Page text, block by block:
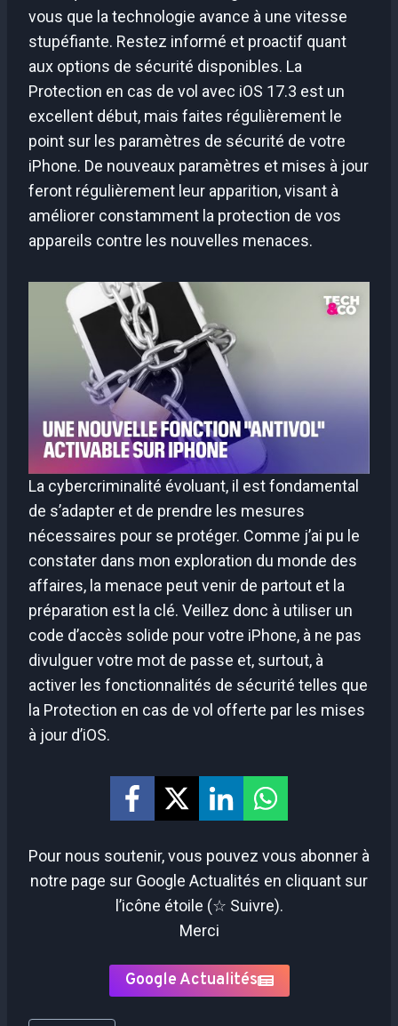
vous que la technologie avance à une vitesse
stupéfiante. Restez informé et proactif quant
aux options de sécurité disponibles. La
Protection en cas de vol avec iOS 17.3 est un
excellent début, mais faites régulièrement le
point sur les paramètres de sécurité de votre
iPhone. De nouveaux paramètres et mises à jour
feront régulièrement leur apparition, visant à
améliorer constamment la protection de vos
appareils contre les nouvelles menaces.
La cybercriminalité évoluant, il est fondamental
de s’adapter et de prendre les mesures
nécessaires pour se protéger. Comme j’ai pu le
constater dans mon exploration du monde des
affaires, la menace peut venir de partout et la
préparation est la clé. Veillez donc à utiliser un
code d’accès solide pour votre iPhone, à ne pas
divulguer votre mot de passe et, surtout, à
activer les fonctionnalités de sécurité telles que
la Protection en cas de vol offerte par les mises
à jour d’iOS.
Pour nous soutenir, vous pouvez vous abonner à
notre page sur Google Actualités en cliquant sur
l’icône étoile (☆ Suivre).
Merci
Google Actualités